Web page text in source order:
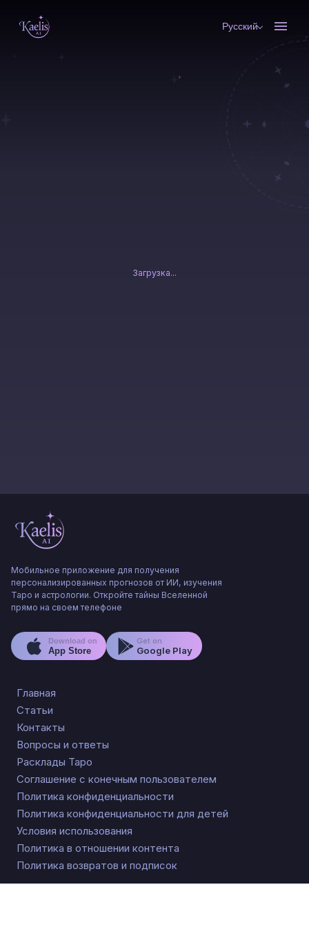
Русский
Загрузка...
Мобильное приложение для получения
персонализированных прогнозов от ИИ, изучения
Таро и астрологии. Откройте тайны Вселенной
прямо на своем телефоне
Download on
App Store
Get on
Google Play
Главная
Статьи
Контакты
Вопросы и ответы
Расклады Таро
Соглашение с конечным пользователем
Политика конфиденциальности
Политика конфиденциальности для детей
Условия использования
Политика в отношении контента
Политика возвратов и подписок